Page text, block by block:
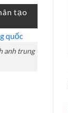
tạo
anh trung